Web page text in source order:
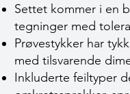
Settet kommer i en
tegninger med
Prøvestykker har
med tilsvarende
Inkluderte feiltyper